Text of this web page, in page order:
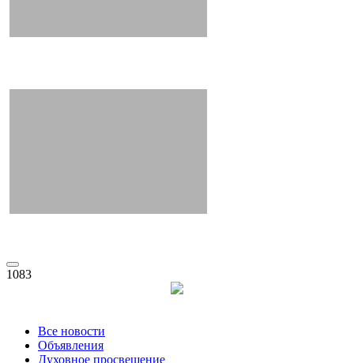
1083
Все новости
Объявления
Духовное просвещение